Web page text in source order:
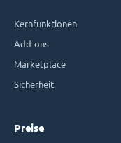
Kernfunktionen
Add-ons
Marketplace
Sicherheit
Preise